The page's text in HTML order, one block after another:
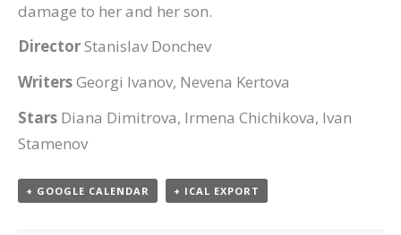
damage to her and her son.
DirectorStanislav Donchev
WritersGeorgi Ivanov, Nevena Kertova
Stars Diana Dimitrova, Irmena Chichikova, Ivan
Stamenov
+ GOOGLE CALENDAR + ICAL EXPORT